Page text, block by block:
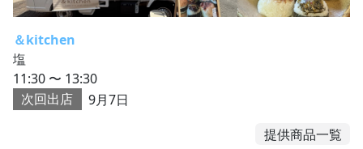
＆kitchen
塩
11:30 〜 13:30
次回出店
9月7日
提供商品一覧